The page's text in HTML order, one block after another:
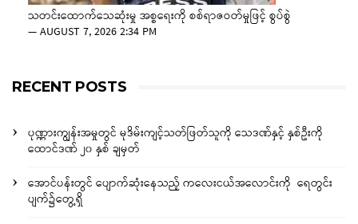
သတင်းထောက်သေဆုံးမှု အစ္စရေးကို စစ်ရာဇဝတ်မှုဖြင့် စွပ်စွဲ
—AUGUST 7, 2026 2:34 PM
RECENT POSTS
ပုဏ္ဏားကျွန်းအမှုတွင် မုဒိမ်းကျင့်သတ်ဖြတ်သူကို သေဒဏ်နှင့် နှစ်ဦးကို
ထောင်ဒဏ် ၂၀ နှစ် ချမှတ်
အောင်ပန်းတွင် ပျောက်ဆုံးနေသည့် ကလေးငယ်အလောင်းကို ရေတွင်း
ပျက်၌တွေ့ရှိ